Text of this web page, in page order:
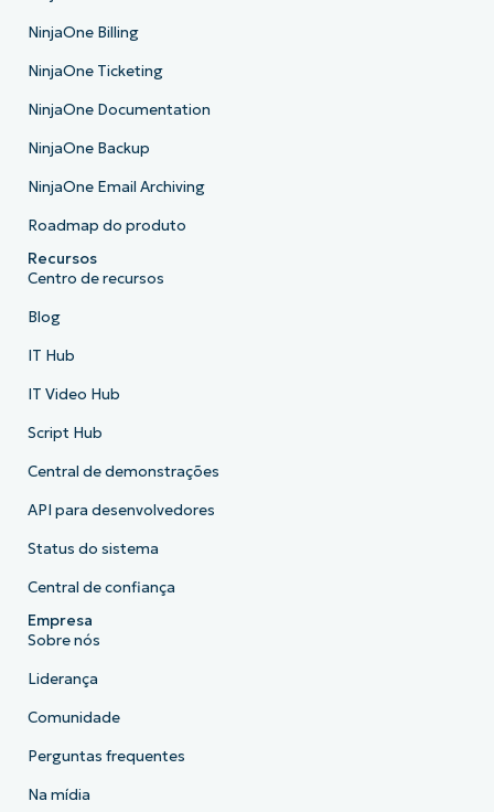
NinjaOne Billing
NinjaOne Ticketing
NinjaOne Documentation
NinjaOne Backup
NinjaOne Email Archiving
Roadmap do produto
Recursos
Centro de recursos
Blog
IT Hub
IT Video Hub
Script Hub
Central de demonstrações
API para desenvolvedores
Status do sistema
Central de confiança
Empresa
Sobre nós
Liderança
Comunidade
Perguntas frequentes
Na mídia